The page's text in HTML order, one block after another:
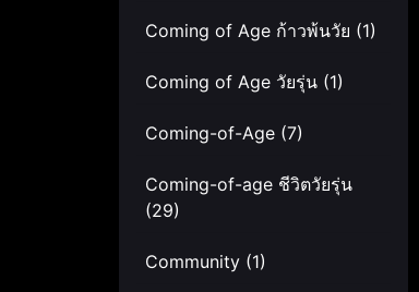
Coming of Age ก้าวพ้นวัย (1)
Coming of Age วัยรุ่น (1)
Coming-of-Age (7)
Coming-of-age ชีวิตวัยรุ่น
(29)
Community (1)